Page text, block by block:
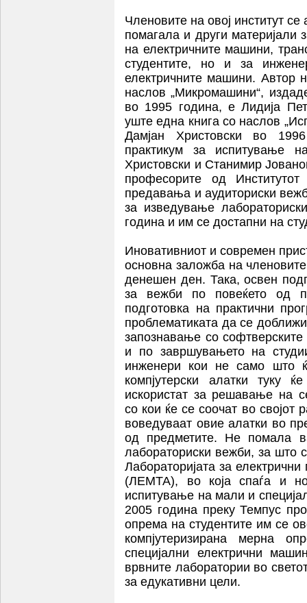
Членовите на овој институт
помагала и други материјали
на електричните машини,
студентите, но и за
електричните машини. Автор
наслов „Микромашини“,
во 1995 година, е Лидија
уште една книга со наслов
Дамјан Христовски во
практикум за испитување
Христовски и Станимир
професорите од
предавања и аудиториски
за изведување
година и им се достапни на
Иновативниот и современ
основна заложба на
денешен ден. Така, освен
за вежби по повеќето од
подготовка на практични
проблематиката да се
запознавање со
и по завршувањето на
инженери кои не само што
компјутерски алатки туку
искористат за решавање на
со кои ќе се соочат во
воведуваат овие алатки во
од предметите. Не помала
лабораториски вежби, за што
Лабораторијата за
(ЛЕМТА), во која спаѓа и
испитување на мали и
2005 година преку Темпус
опрема на студентите им се
компјутеризирана мерна
специјални електрични
врвните лаборатории во
за едукативни цели.